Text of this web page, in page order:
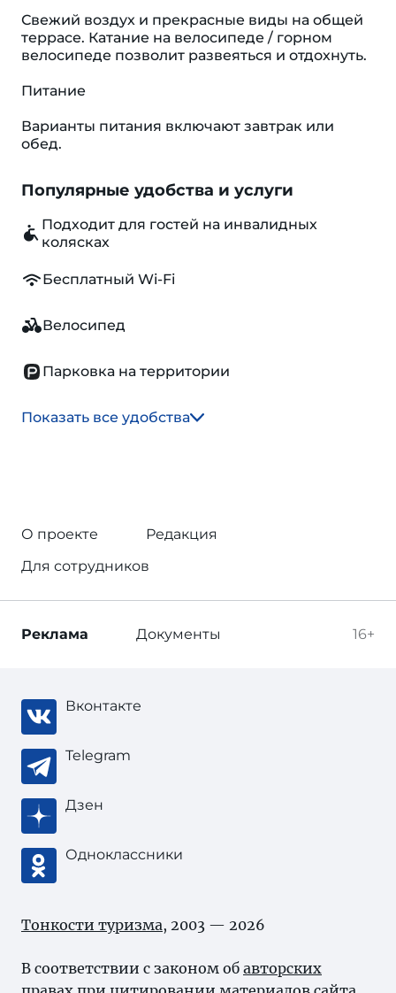
Свежий воздух и прекрасные виды на общей
террасе. Катание на велосипеде / горном
велосипеде позволит развеяться и отдохнуть.
Питание
Варианты питания включают завтрак или
обед.
Популярные удобства и услуги
Подходит для гостей на инвалидных
колясках
Бесплатный Wi-Fi
Велосипед
Парковка на территории
Показать все удобства
О проекте
Редакция
Для сотрудников
16+
Реклама Документы
Вконтакте
Telegram
Дзен
Одноклассники
Тонкости туризма, 2003 — 2026
В соответствии с законом об авторских